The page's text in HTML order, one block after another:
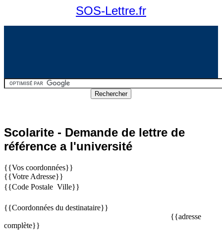
SOS-Lettre.fr
Scolarite - Demande de lettre de
référence a l'université
{{Vos coordonnées}}
{{Votre Adresse}}
{{Code Postale  Ville}}
{{Coordonnées du destinataire}}
{{adresse
complète}}